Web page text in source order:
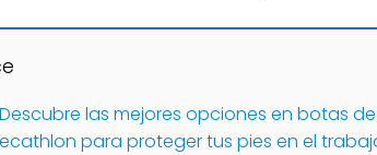
Descubre las mejores opciones en botas
para proteger tus pies en el